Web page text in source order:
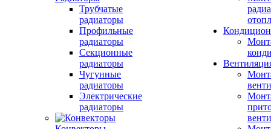
Трубчатые
радиаторы
Профильные
радиаторы
Секционные
радиаторы
Чугунные
радиаторы
Электрические
радиаторы